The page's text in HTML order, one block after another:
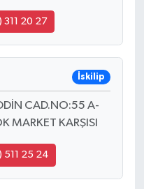
311 20 27
İskilip
CAD.NO:55 A-
MARKET KARŞISI
511 25 24